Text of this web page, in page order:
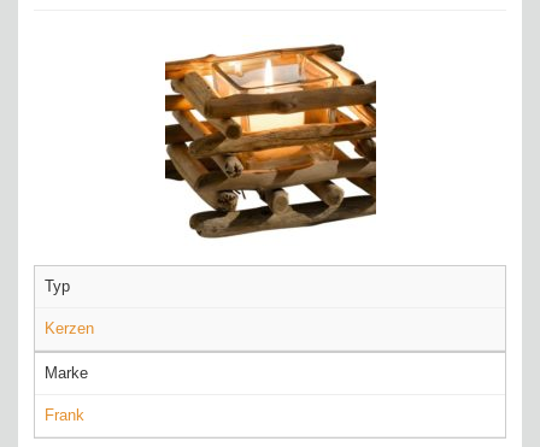
Typ
Kerzen
Marke
Frank